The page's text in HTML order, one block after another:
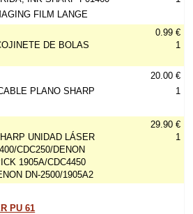
FILM LANGE
DE BOLAS
0.99 €
1
PLANO SHARP
20.00 €
1
UNIDAD LÁSER
CDC250/DENON
1905A/CDC4450
DN-2500/1905A2
29.90 €
1
PU 61